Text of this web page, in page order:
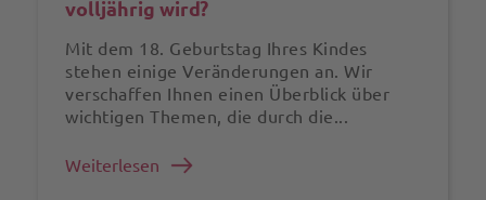
volljährig wird?
Mit dem 18. Geburtstag Ihres Kindes
stehen einige Veränderungen an. Wir
verschaffen Ihnen einen Überblick über
wichtigen Themen, die durch die...
Weiterlesen